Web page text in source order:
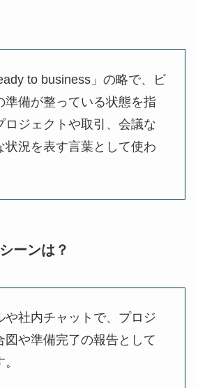
to business」の略で、ビ
準備が整っている状態を指
ロジェクトや取引、会議な
状況を表す言葉として使わ
ーンは？
や社内チャットで、プロジ
図や準備完了の報告として